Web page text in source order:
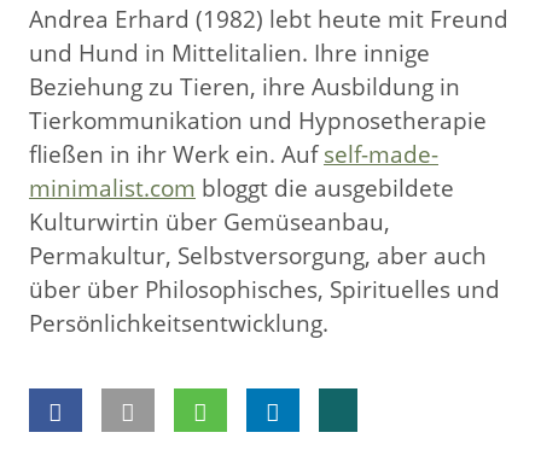
Andrea Erhard (1982) lebt heute mit Freund
und Hund in Mittelitalien. Ihre innige
Beziehung zu Tieren, ihre Ausbildung in
Tierkommunikation und Hypnosetherapie
fließen in ihr Werk ein. Aufself-made-
minimalist.com bloggt die ausgebildete
Kulturwirtin über Gemüseanbau,
Permakultur, Selbstversorgung, aber auch
über über Philosophisches, Spirituelles und
Persönlichkeitsentwicklung.